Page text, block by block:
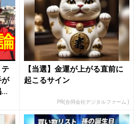
テ
が
【当選】金運が上がる直前に
起こるサイン
PR(合同会社デジタルファーム )